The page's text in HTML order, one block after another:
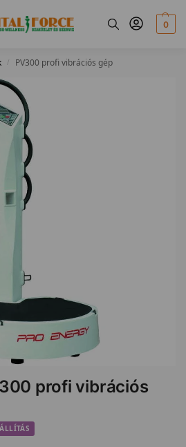
0
/ PV300 profi vibrációs gép
profi vibrációs